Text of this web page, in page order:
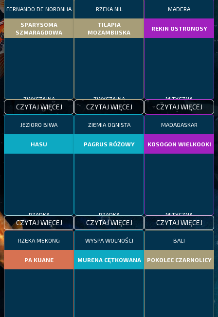
FERNANDO DE NORONHA
SPARYSOMA
SZMARAGDOWA
CZYTAJ WIĘCEJ
RZEKA NIL
TILAPIA
MOZAMBIJSKA
CZYTAJ WIĘCEJ
MADERA
REKIN OSTRONOSY
CZYTAJ WIĘCEJ
JEZIORO BIWA
HASU
CZYTAJ WIĘCEJ
ZIEMIA OGNISTA
PAGRUS RÓŻOWY
CZYTAJ WIĘCEJ
MADAGASKAR
KOSOGON WIELKOOKI
CZYTAJ WIĘCEJ
RZEKA MEKONG
PA KUANE
WYSPA WOLNOŚCI
MURENA CĘTKOWANA
BALI
POKOLEC CZARNOLICY